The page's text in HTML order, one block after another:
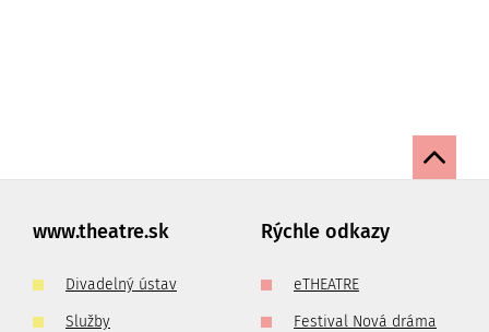
www.theatre.sk
Divadelný ústav
Služby
Rýchle odkazy
eTHEATRE
Festival Nová dráma